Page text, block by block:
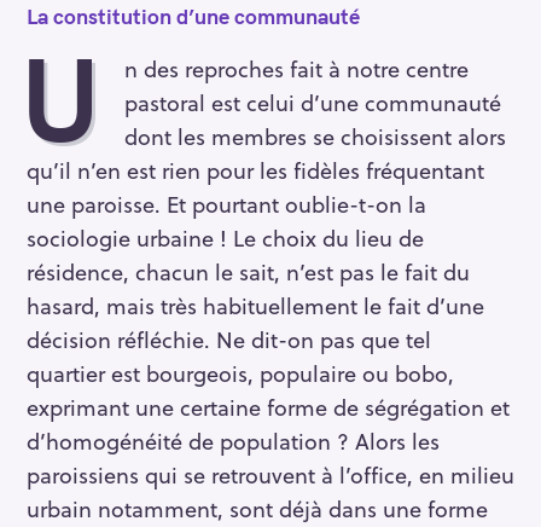
La constitution d’une communauté
U
n des reproches fait à notre centre
pastoral est celui d’une communauté
dont les membres se choisissent alors
qu’il n’en est rien pour les fidèles fréquentant
une paroisse. Et pourtant oublie-t-on la
sociologie urbaine ! Le choix du lieu de
résidence, chacun le sait, n’est pas le fait du
hasard, mais très habituellement le fait d’une
décision réfléchie. Ne dit-on pas que tel
quartier est bourgeois, populaire ou bobo,
exprimant une certaine forme de ségrégation et
d’homogénéité de population ? Alors les
paroissiens qui se retrouvent à l’office, en milieu
urbain notamment, sont déjà dans une forme